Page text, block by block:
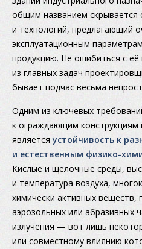
общим названием
и технологий, предлагающий
эксплуатационным
продукцию. Не ошибиться с
из главных задач
бывает подчас весьма
Одним из ключевых
к ограждающим
являетсяустойчивость к
и естественным физико-
Кислые и щелочные среды,
и температура воздуха,
химически активных веществ,
аэрозольных или абразивных
излучения — вот лишь
или совместному влиянию